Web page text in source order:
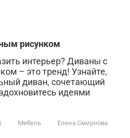
рисунком
интерьер? Диваны с
– это тренд! Узнайте,
диван, сочетающий
идеями
Мебель Елена Смирнова